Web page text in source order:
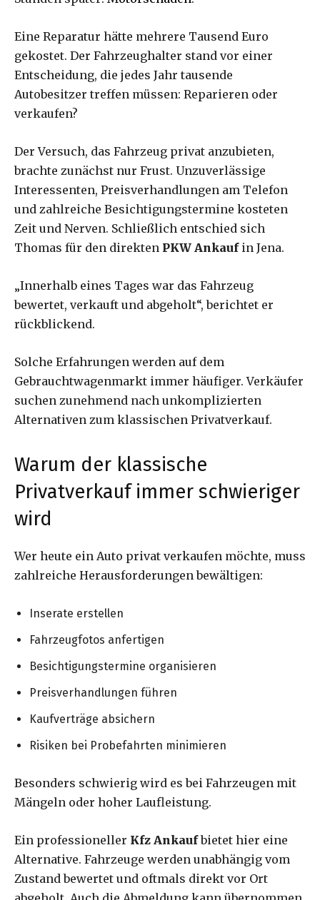
Eine Reparatur hätte mehrere Tausend Euro
gekostet. Der Fahrzeughalter stand vor einer
Entscheidung, die jedes Jahr tausende
Autobesitzer treffen müssen: Reparieren oder
verkaufen?
Der Versuch, das Fahrzeug privat anzubieten,
brachte zunächst nur Frust. Unzuverlässige
Interessenten, Preisverhandlungen am Telefon
und zahlreiche Besichtigungstermine kosteten
Zeit und Nerven. Schließlich entschied sich
Thomas für den direkten PKW Ankaufin Jena.
„Innerhalb eines Tages war das Fahrzeug
bewertet, verkauft und abgeholt“, berichtet er
rückblickend.
Solche Erfahrungen werden auf dem
Gebrauchtwagenmarkt immer häufiger. Verkäufer
suchen zunehmend nach unkomplizierten
Alternativen zum klassischen Privatverkauf.
Warum der klassische
Privatverkauf immer schwieriger
wird
Wer heute ein Auto privat verkaufen möchte, muss
zahlreiche Herausforderungen bewältigen:
Inserate erstellen
Fahrzeugfotos anfertigen
Besichtigungstermine organisieren
Preisverhandlungen führen
Kaufverträge absichern
Risiken bei Probefahrten minimieren
Besonders schwierig wird es bei Fahrzeugen mit
Mängeln oder hoher Laufleistung.
Ein professioneller Kfz Ankaufbietet hier eine
Alternative. Fahrzeuge werden unabhängig vom
Zustand bewertet und oftmals direkt vor Ort